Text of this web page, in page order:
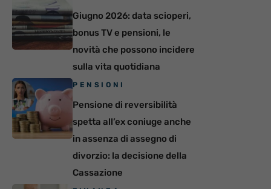
Giugno 2026: data scioperi,
bonus TV e pensioni, le
novità che possono incidere
sulla vita quotidiana
PENSIONI
Pensione di reversibilità
spetta all’ex coniuge anche
in assenza di assegno di
divorzio: la decisione della
Cassazione